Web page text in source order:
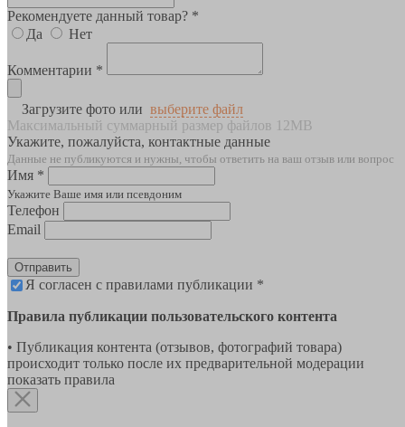
Рекомендуете данный товар? *
Да
Нет
Комментарии *
Загрузите фото или выберите файл
Максимальный суммарный размер файлов 12MB
Укажите, пожалуйста, контактные данные
Данные не публикуются и нужны, чтобы ответить на ваш отзыв или вопрос
Имя *
Укажите Ваше имя или псевдоним
Телефон
Email
Отправить
Я согласен с правилами публикации *
Правила публикации пользовательского контента
• Публикация контента (отзывов, фотографий товара)
происходит только после их предварительной модерации
показать правила